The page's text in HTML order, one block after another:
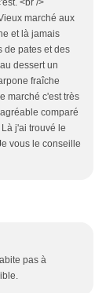
<br />
marché aux
et là jamais
de pates et des
dessert un
fraîche
marché c'est très
comparé
j'ai trouvé le
vous le conseille
pas à